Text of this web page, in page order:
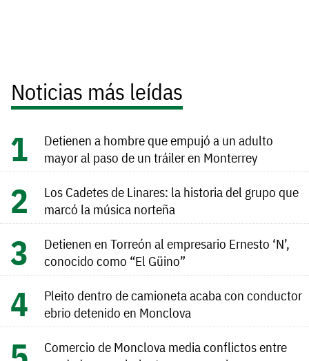
Noticias más leídas
Detienen a hombre que empujó a un adulto
mayor al paso de un tráiler en Monterrey
Los Cadetes de Linares: la historia del grupo que
marcó la música norteña
Detienen en Torreón al empresario Ernesto ‘N’,
conocido como “El Güino”
Pleito dentro de camioneta acaba con conductor
ebrio detenido en Monclova
Comercio de Monclova media conflictos entre